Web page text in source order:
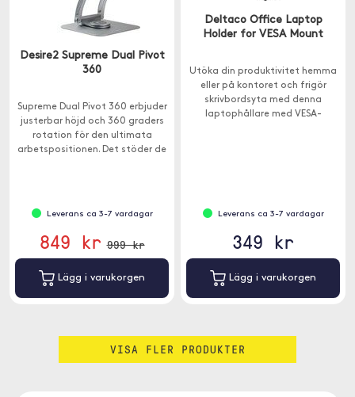
Desire2 Supreme Dual Pivot
360
Supreme Dual Pivot 360 erbjuder
justerbar höjd och 360 graders
rotation för den ultimata
arbetspositionen. Det stöder de
Leverans ca 3-7 vardagar
849 kr 999 kr
Lägg i varukorgen
Deltaco Office Laptop
Holder for VESA Mount
Utöka din produktivitet hemma
eller på kontoret och frigör
skrivbordsyta med denna
laptophållare med VESA-
Leverans ca 3-7 vardagar
349 kr
Lägg i varukorgen
VISA FLER PRODUKTER